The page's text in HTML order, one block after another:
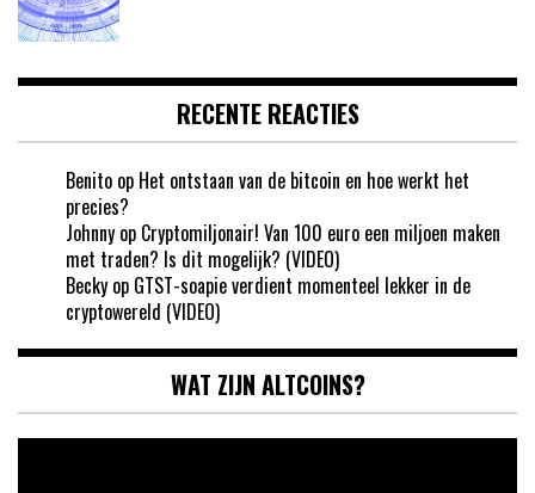
RECENTE REACTIES
Benito op Het ontstaan van de bitcoin en hoe werkt het
precies?
Johnny op Cryptomiljonair! Van 100 euro een miljoen maken
met traden? Is dit mogelijk? (VIDEO)
Becky op GTST-soapie verdient momenteel lekker in de
cryptowereld (VIDEO)
WAT ZIJN ALTCOINS?